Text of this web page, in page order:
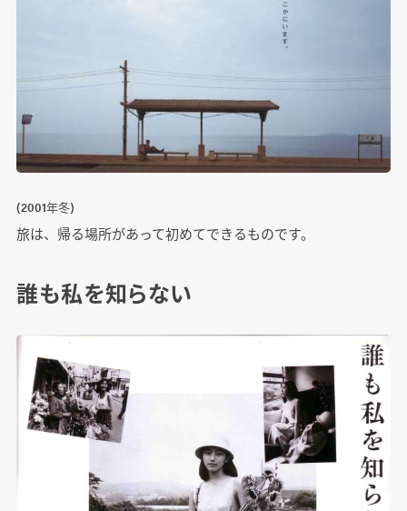
(2001年冬)
旅は、帰る場所があって初めてできるものです。
誰も私を知らない